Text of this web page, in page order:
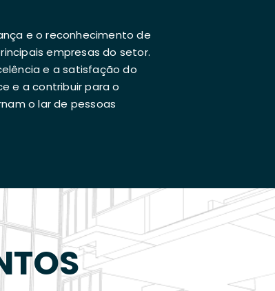
e o reconhecimento de
empresas do setor.
e a satisfação do
e a contribuir para o
o lar de pessoas